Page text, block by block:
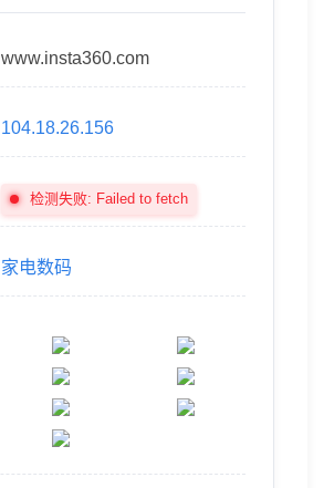
www.insta360.com
104.18.26.156
检测失败: Failed to fetch
家电数码